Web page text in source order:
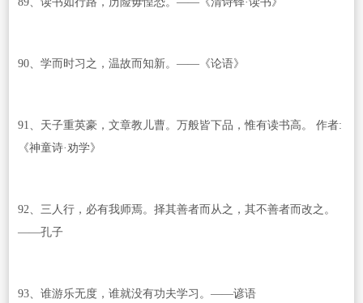
90、学而时习之，温故而知新。——《论语》
91、天子重英豪，文章教儿曹。万般皆下品，惟有读书高。 作者:
《神童诗·劝学》
92、三人行，必有我师焉。择其善者而从之，其不善者而改之。
——孔子
93、谁游乐无度，谁就没有功夫学习。——谚语